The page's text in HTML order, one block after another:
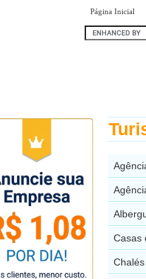
Página Inicial
Casas